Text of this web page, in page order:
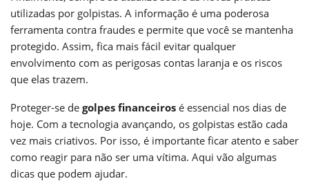
utilizadas por golpistas. A informação é uma poderosa
ferramenta contra fraudes e permite que você se mantenha
protegido. Assim, fica mais fácil evitar qualquer
envolvimento com as perigosas contas laranja e os riscos
que elas trazem.
Proteger-se de golpes financeiros é essencial nos dias de
hoje. Com a tecnologia avançando, os golpistas estão cada
vez mais criativos. Por isso, é importante ficar atento e saber
como reagir para não ser uma vítima. Aqui vão algumas
dicas que podem ajudar.